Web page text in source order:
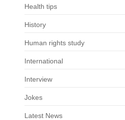
Health tips
History
Human rights study
International
Interview
Jokes
Latest News